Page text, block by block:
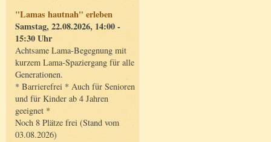
"Lamas hautnah" erleben
Samstag, 22.08.2026, 14:00 -
15:30 Uhr
Achtsame Lama-Begegnung mit
kurzem Lama-Spaziergang für alle
Generationen.
* Barrierefrei * Auch für Senioren
und für Kinder ab 4 Jahren
geeignet *
Noch 8 Plätze frei (Stand vom
03.08.2026)